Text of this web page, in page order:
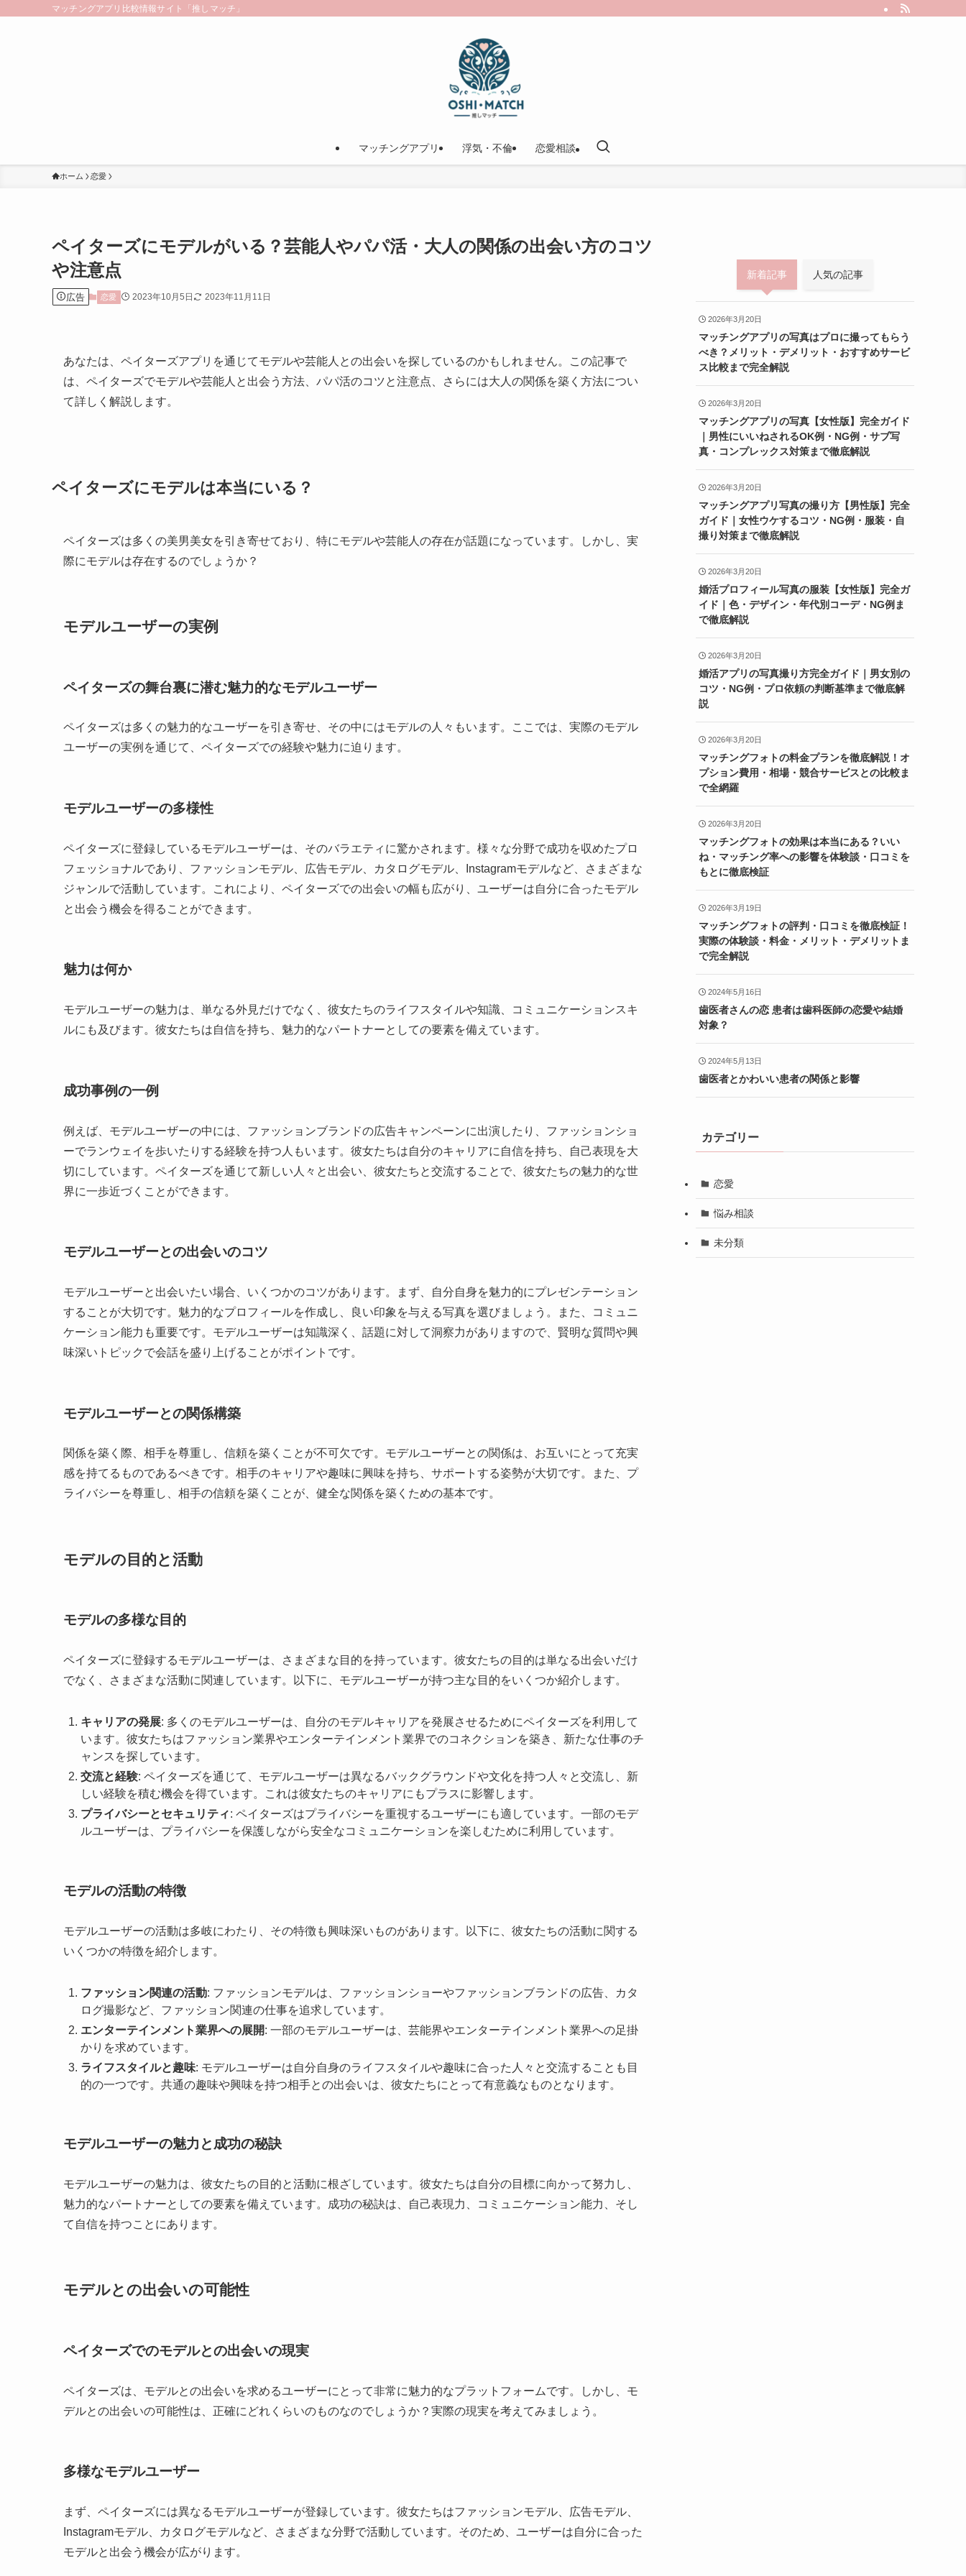
マッチングアプリ比較情報サイト「推しマッチ」
マッチングアプリ 浮気・不倫 恋愛相談
ホーム 恋愛
ペイターズにモデルがいる？芸能人やパパ活・大人の関係の出会い方のコツ
や注意点
広告 恋愛 2023年10月5日 2023年11月11日
あなたは、ペイターズアプリを通じてモデルや芸能人との出会いを探しているのかもしれません。この記事で
は、ペイターズでモデルや芸能人と出会う方法、パパ活のコツと注意点、さらには大人の関係を築く方法につい
て詳しく解説します。
ペイターズにモデルは本当にいる？
ペイターズは多くの美男美女を引き寄せており、特にモデルや芸能人の存在が話題になっています。しかし、実
際にモデルは存在するのでしょうか？
モデルユーザーの実例
ペイターズの舞台裏に潜む魅力的なモデルユーザー
ペイターズは多くの魅力的なユーザーを引き寄せ、その中にはモデルの人々もいます。ここでは、実際のモデル
ユーザーの実例を通じて、ペイターズでの経験や魅力に迫ります。
モデルユーザーの多様性
ペイターズに登録しているモデルユーザーは、そのバラエティに驚かされます。様々な分野で成功を収めたプロ
フェッショナルであり、ファッションモデル、広告モデル、カタログモデル、Instagramモデルなど、さまざまな
ジャンルで活動しています。これにより、ペイターズでの出会いの幅も広がり、ユーザーは自分に合ったモデル
と出会う機会を得ることができます。
魅力は何か
モデルユーザーの魅力は、単なる外見だけでなく、彼女たちのライフスタイルや知識、コミュニケーションスキ
ルにも及びます。彼女たちは自信を持ち、魅力的なパートナーとしての要素を備えています。
成功事例の一例
例えば、モデルユーザーの中には、ファッションブランドの広告キャンペーンに出演したり、ファッションショ
ーでランウェイを歩いたりする経験を持つ人もいます。彼女たちは自分のキャリアに自信を持ち、自己表現を大
切にしています。ペイターズを通じて新しい人々と出会い、彼女たちと交流することで、彼女たちの魅力的な世
界に一歩近づくことができます。
モデルユーザーとの出会いのコツ
モデルユーザーと出会いたい場合、いくつかのコツがあります。まず、自分自身を魅力的にプレゼンテーション
することが大切です。魅力的なプロフィールを作成し、良い印象を与える写真を選びましょう。また、コミュニ
ケーション能力も重要です。モデルユーザーは知識深く、話題に対して洞察力がありますので、賢明な質問や興
味深いトピックで会話を盛り上げることがポイントです。
モデルユーザーとの関係構築
関係を築く際、相手を尊重し、信頼を築くことが不可欠です。モデルユーザーとの関係は、お互いにとって充実
感を持てるものであるべきです。相手のキャリアや趣味に興味を持ち、サポートする姿勢が大切です。また、プ
ライバシーを尊重し、相手の信頼を築くことが、健全な関係を築くための基本です。
モデルの目的と活動
モデルの多様な目的
ペイターズに登録するモデルユーザーは、さまざまな目的を持っています。彼女たちの目的は単なる出会いだけ
でなく、さまざまな活動に関連しています。以下に、モデルユーザーが持つ主な目的をいくつか紹介します。
キャリアの発展: 多くのモデルユーザーは、自分のモデルキャリアを発展させるためにペイターズを利用して
います。彼女たちはファッション業界やエンターテインメント業界でのコネクションを築き、新たな仕事のチ
ャンスを探しています。
交流と経験: ペイターズを通じて、モデルユーザーは異なるバックグラウンドや文化を持つ人々と交流し、新
しい経験を積む機会を得ています。これは彼女たちのキャリアにもプラスに影響します。
プライバシーとセキュリティ: ペイターズはプライバシーを重視するユーザーにも適しています。一部のモデ
ルユーザーは、プライバシーを保護しながら安全なコミュニケーションを楽しむために利用しています。
モデルの活動の特徴
モデルユーザーの活動は多岐にわたり、その特徴も興味深いものがあります。以下に、彼女たちの活動に関する
いくつかの特徴を紹介します。
ファッション関連の活動: ファッションモデルは、ファッションショーやファッションブランドの広告、カタ
ログ撮影など、ファッション関連の仕事を追求しています。
エンターテインメント業界への展開: 一部のモデルユーザーは、芸能界やエンターテインメント業界への足掛
かりを求めています。
ライフスタイルと趣味: モデルユーザーは自分自身のライフスタイルや趣味に合った人々と交流することも目
的の一つです。共通の趣味や興味を持つ相手との出会いは、彼女たちにとって有意義なものとなります。
モデルユーザーの魅力と成功の秘訣
モデルユーザーの魅力は、彼女たちの目的と活動に根ざしています。彼女たちは自分の目標に向かって努力し、
魅力的なパートナーとしての要素を備えています。成功の秘訣は、自己表現力、コミュニケーション能力、そし
て自信を持つことにあります。
モデルとの出会いの可能性
ペイターズでのモデルとの出会いの現実
ペイターズは、モデルとの出会いを求めるユーザーにとって非常に魅力的なプラットフォームです。しかし、モ
デルとの出会いの可能性は、正確にどれくらいのものなのでしょうか？実際の現実を考えてみましょう。
多様なモデルユーザー
まず、ペイターズには異なるモデルユーザーが登録しています。彼女たちはファッションモデル、広告モデル、
Instagramモデル、カタログモデルなど、さまざまな分野で活動しています。そのため、ユーザーは自分に合った
モデルと出会う機会が広がります。
新着記事 人気の記事
2026年3月20日
マッチングアプリの写真はプロに撮ってもらう
べき？メリット・デメリット・おすすめサービ
ス比較まで完全解説
2026年3月20日
マッチングアプリの写真【女性版】完全ガイド
｜男性にいいねされるOK例・NG例・サブ写
真・コンプレックス対策まで徹底解説
2026年3月20日
マッチングアプリ写真の撮り方【男性版】完全
ガイド｜女性ウケするコツ・NG例・服装・自
撮り対策まで徹底解説
2026年3月20日
婚活プロフィール写真の服装【女性版】完全ガ
イド｜色・デザイン・年代別コーデ・NG例ま
で徹底解説
2026年3月20日
婚活アプリの写真撮り方完全ガイド｜男女別の
コツ・NG例・プロ依頼の判断基準まで徹底解
説
2026年3月20日
マッチングフォトの料金プランを徹底解説！オ
プション費用・相場・競合サービスとの比較ま
で全網羅
2026年3月20日
マッチングフォトの効果は本当にある？いい
ね・マッチング率への影響を体験談・口コミを
もとに徹底検証
2026年3月19日
マッチングフォトの評判・口コミを徹底検証！
実際の体験談・料金・メリット・デメリットま
で完全解説
2024年5月16日
歯医者さんの恋 患者は歯科医師の恋愛や結婚
対象？
2024年5月13日
歯医者とかわいい患者の関係と影響
カテゴリー
恋愛
悩み相談
未分類